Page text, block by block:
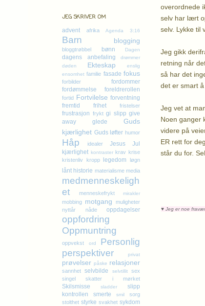
overordnede
selv har lært
selv. Lykke til
Jeg gikk
retning når
så har det
det er smart
Jeg vet at
Noen ganger
videre på
ER rett for
står du for.
♥ Jeg er noe
JEG SKRIVER OM
advent afrika Agenda 3:16
Barn blogging
bloggtrøbbel bønn Dagen
dagens anbefaling
drømmer
døden
Ekteskap
enslig
ensomhet familie fasade fokus
forbilder
fordommer
fordømmelse
foreldrerollen
fortid Fortvilelse forventning
fremtid
frihet fristelser
frustrasjon frykt gi slipp give
away
glede
Guds
kjærlighet Guds løfter humor
Håp idealer Jesus
Jul
kjærlighet kontraster krav krise
kristenliv kropp legedom løgn
lånt historie materialisme media
medmenneskeligh
et
menneskefrykt mirakler
mobbing motgang
muligheter
nyttår
nåde oppdagelser
oppfordring
Oppmuntring
oppvekst ord
Personlig
perspektiver
privat
prøvelser påske relasjoner
sannhet selvbilde selvtillit
sex
singel
skatter i mørket
Skilsmisse sladder
slipp
kontrollen
smerte smil
sorg
stolthet styrke svakhet sykdom